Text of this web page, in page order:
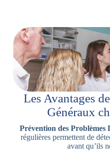
Les Avantages
Généraux
Prévention des Problèmes
régulières permettent de
avant qu’ils